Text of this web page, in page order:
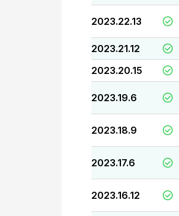
2023.22.13
2023.21.12
2023.20.15
2023.19.6
2023.18.9
2023.17.6
2023.16.12